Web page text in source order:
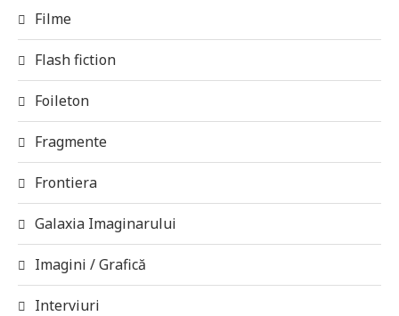
Filme
Flash fiction
Foileton
Fragmente
Frontiera
Galaxia Imaginarului
Imagini / Grafică
Interviuri